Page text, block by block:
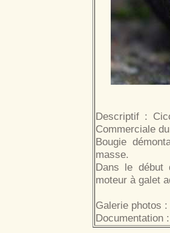
Descriptif :
Commerciale
Bougie
masse.
Dans le début
moteur à galet
Galerie photos :
Documentation :